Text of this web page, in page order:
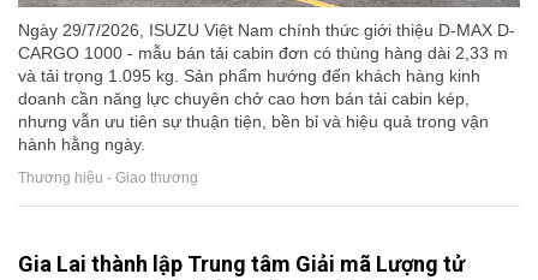
Ngày 29/7/2026, ISUZU Việt Nam chính thức giới thiệu D-MAX D-
CARGO 1000 - mẫu bán tải cabin đơn có thùng hàng dài 2,33 m
và tải trọng 1.095 kg. Sản phẩm hướng đến khách hàng kinh
doanh cần năng lực chuyên chở cao hơn bán tải cabin kép,
nhưng vẫn ưu tiên sự thuận tiện, bền bỉ và hiệu quả trong vận
hành hằng ngày.
Thương hiệu - Giao thương
Gia Lai thành lập Trung tâm Giải mã Lượng tử